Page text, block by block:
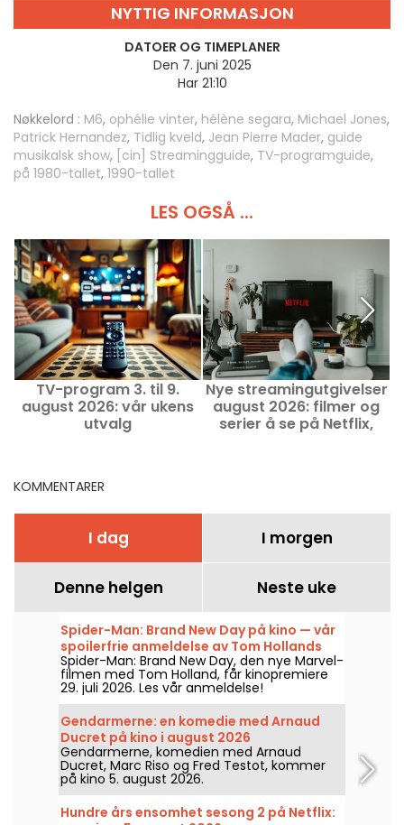
NYTTIG INFORMASJON
DATOER OG TIMEPLANER
Den 7. juni 2025
Har 21:10
Nøkkelord : M6, ophélie vinter, hélène segara, Michael Jones,
Patrick Hernandez, Tidlig kveld, Jean Pierre Mader, guide
musikalsk show, [cin] Streamingguide, TV-programguide,
på 1980-tallet, 1990-tallet
LES OGSÅ ...
TV-program 3. til 9.
august 2026: vår ukens
utvalg
Nye streamingutgivelser
august 2026: filmer og
serier å se på Netflix,
KOMMENTARER
I dag I morgen
Denne helgen Neste uke
Spider-Man: Brand New Day på kino — vår
spoilerfrie anmeldelse av Tom Hollands
gjenkomst som Edderkoppen
Spider-Man: Brand New Day, den nye Marvel-
filmen med Tom Holland, får kinopremiere
29. juli 2026. Les vår anmeldelse!
Gendarmerne: en komedie med Arnaud
Ducret på kino i august 2026
Gendarmerne, komedien med Arnaud
Ducret, Marc Riso og Fred Testot, kommer
på kino 5. august 2026.
Hundre års ensomhet sesong 2 på Netflix: